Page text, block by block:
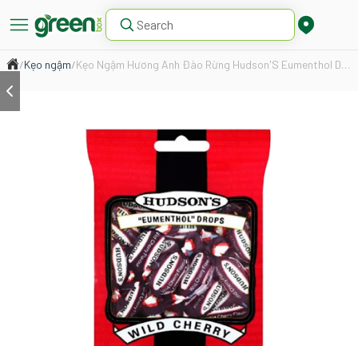
/Kẹo ngậm/ Kẹo Ngậm Hương Anh Đào Rừng Hudson'S Eumenthol Drops 100G